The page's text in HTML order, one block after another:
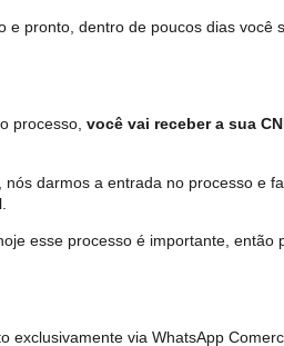
e pronto, dentro de poucos dias você
processo, você vai receber a sua
nós darmos a entrada no processo e
esse processo é importante, então
exclusivamente via WhatsApp